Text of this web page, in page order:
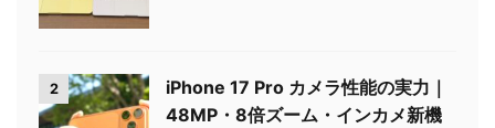
2
iPhone 17 Pro カメラ性能の実力｜
48MP・8倍ズーム・インカメ新機